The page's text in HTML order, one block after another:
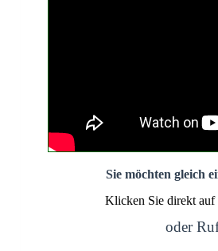
Sie möchten gleich
Klicken Sie direkt
oder